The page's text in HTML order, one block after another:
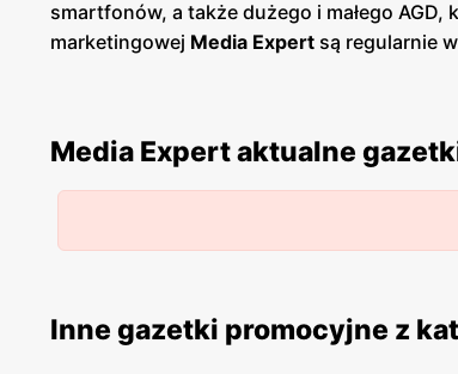
smartfonów, a także dużego i małego
marketingowej Media Expert są regularnie
wyprzedaże, dzięki czemu klienci mogą
pomoc w wyborze odpowiednich
zadowolonych klientów. Produkty
zapewniają komfort i efektywność
poszukujących nowoczesnych i
Media Expert aktualne
Inne gazetki promocyjne z